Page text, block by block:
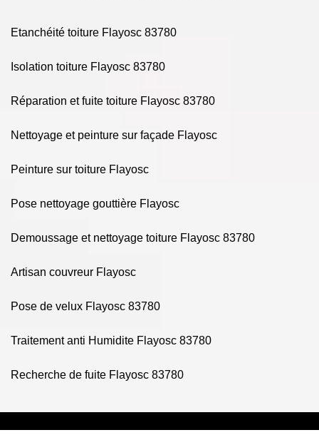
Etanchéité toiture Flayosc 83780
Isolation toiture Flayosc 83780
Réparation et fuite toiture Flayosc 83780
Nettoyage et peinture sur façade Flayosc
Peinture sur toiture Flayosc
Pose nettoyage gouttière Flayosc
Demoussage et nettoyage toiture Flayosc 83780
Artisan couvreur Flayosc
Pose de velux Flayosc 83780
Traitement anti Humidite Flayosc 83780
Recherche de fuite Flayosc 83780